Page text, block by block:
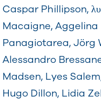
Caspar Phillipson,
Macaigne,
Panagiotarea, Jörg
Alessandro
Madsen, Lyes
Hugo Dillon, Lidia